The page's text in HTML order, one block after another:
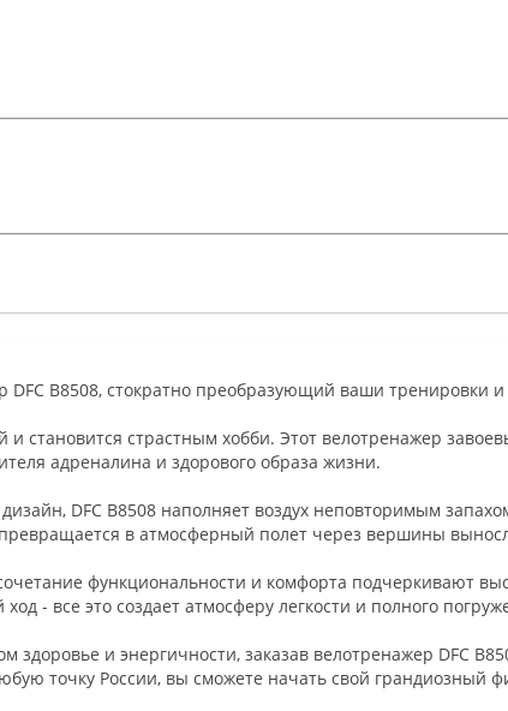
DFC B8508, стократно преобразующий ваши тренировки
становится страстным хобби. Этот велотренажер
адреналина и здорового образа жизни.
DFC B8508 наполняет воздух неповторимым
в атмосферный полет через вершины
функциональности и комфорта подчеркивают
- все это создает атмосферу легкости и полного
здоровье и энергичности, заказав велотренажер DFC
точку России, вы сможете начать свой грандиозный